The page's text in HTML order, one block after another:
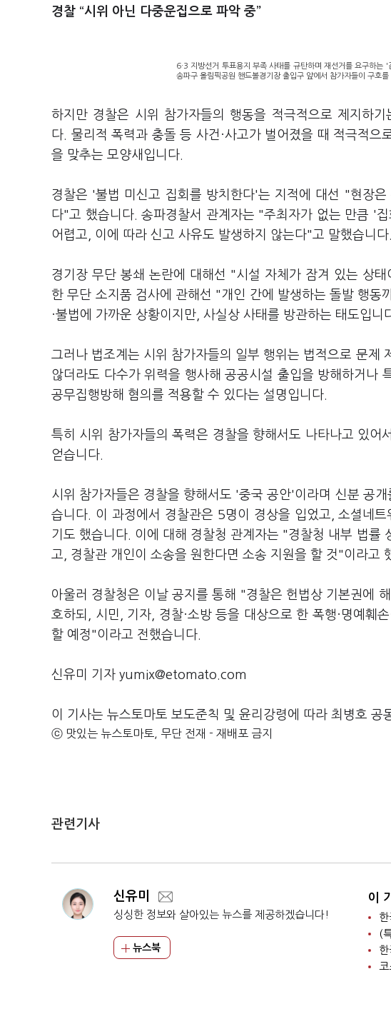
경찰 “시위 아닌 다중운집으로 파악 중”
6·3 지방선거 투표용지 부족 사태를 규탄하며 재선거를 요구하는
송파구 올림픽공원 핸드볼경기장 출입구 앞에서 참가자들이 구호
하지만 경찰은 시위 참가자들의 행동을 적극적으로 제지하
다. 물리적 폭력과 충돌 등 사건·사고가 벌어졌을 때 적극적
을 맞추는 모양새입니다.
경찰은 '불법 미신고 집회를 방치한다'는 지적에 대선 "현장
다"고 했습니다. 송파경찰서 관계자는 "주최자가 없는 만큼 '
어렵고, 이에 따라 신고 사유도 발생하지 않는다"고 말했습니다.
경기장 무단 봉쇄 논란에 대해선 "시설 자체가 잠겨 있는 상
한 무단 소지품 검사에 관해선 "개인 간에 발생하는 돌발 행동
·불법에 가까운 상황이지만, 사실상 사태를 방관하는 태도입니
그러나 법조계는 시위 참가자들의 일부 행위는 법적으로 문제
않더라도 다수가 위력을 행사해 공공시설 출입을 방해하거나
공무집행방해 혐의를 적용할 수 있다는 설명입니다.
특히 시위 참가자들의 폭력은 경찰을 향해서도 나타나고 있어
얻습니다.
시위 참가자들은 경찰을 향해서도 '중국 공안'이라며 신분 공
습니다. 이 과정에서 경찰관은 5명이 경상을 입었고, 소셜네
기도 했습니다. 이에 대해 경찰청 관계자는 "경찰청 내부 법
고, 경찰관 개인이 소송을 원한다면 소송 지원을 할 것"이라고
아울러 경찰청은 이날 공지를 통해 "경찰은 헌법상 기본권에
호하되, 시민, 기자, 경찰·소방 등을 대상으로 한 폭행·명예훼
할 예정"이라고 전했습니다.
신유미 기자 yumix@etomato.com
이 기사는 뉴스토마토 보도준칙 및 윤리강령에 따라 최병호 공
ⓒ 맛있는 뉴스토마토, 무단 전재 - 재배포 금지
관련기사
신유미
싱싱한 정보와 살아있는 뉴스를 제공하겠습니다!
뉴스북
이
(